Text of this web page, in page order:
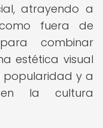
atrayendo a
fuera de
combinar
estética visual
popularidad y a
la cultura